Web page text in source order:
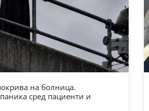
на болница.
сред пациенти и